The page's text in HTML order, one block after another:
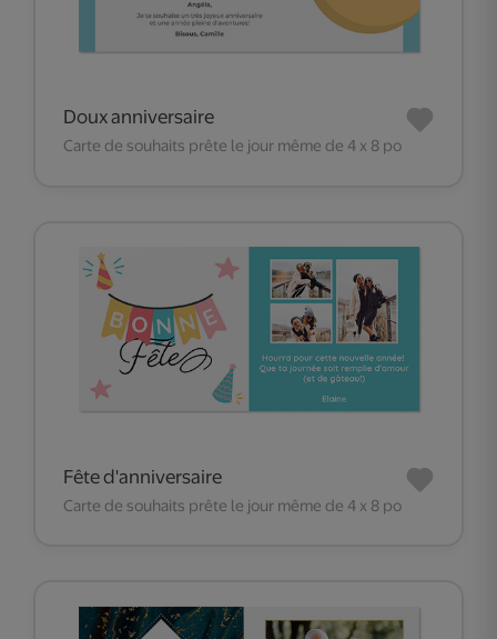
Doux anniversaire
Carte de souhaits prête le jour même de 4 x 8 po
Fête d'anniversaire
Carte de souhaits prête le jour même de 4 x 8 po